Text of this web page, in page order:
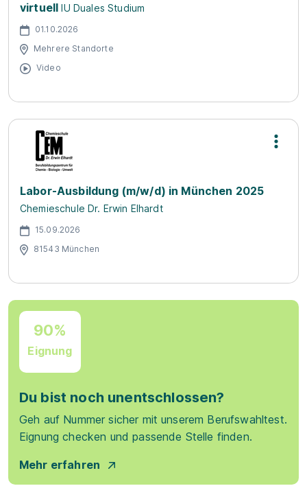
virtuell IU Duales Studium
01.10.2026
Mehrere Standorte
Video
Labor-Ausbildung (m/w/d) in München 2025
Chemieschule Dr. Erwin Elhardt
15.09.2026
81543 München
90%
Eignung
Du bist noch unentschlossen?
Geh auf Nummer sicher mit unserem Berufswahltest.
Eignung checken und passende Stelle finden.
Mehr erfahren